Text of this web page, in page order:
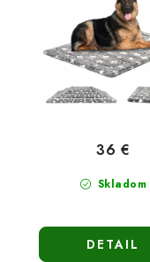
Skladom
36 €
DETAIL